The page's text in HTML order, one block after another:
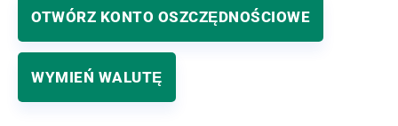
OTWÓRZ KONTO OSZCZĘDNOŚCIOWE
WYMIEŃ WALUTĘ